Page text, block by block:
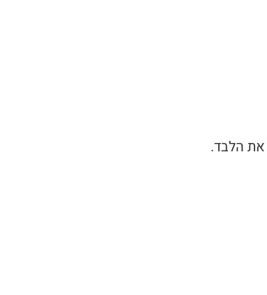
את הלבד.